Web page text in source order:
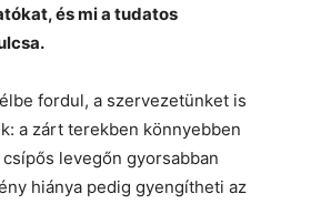
és mi a tudatos
fordul, a szervezetünket is
a zárt terekben könnyebben
levegőn gyorsabban
hiánya pedig gyengítheti az